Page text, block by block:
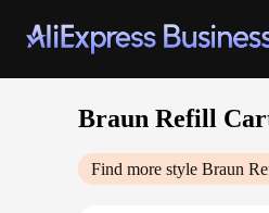
Braun Refill
Find more style Braun